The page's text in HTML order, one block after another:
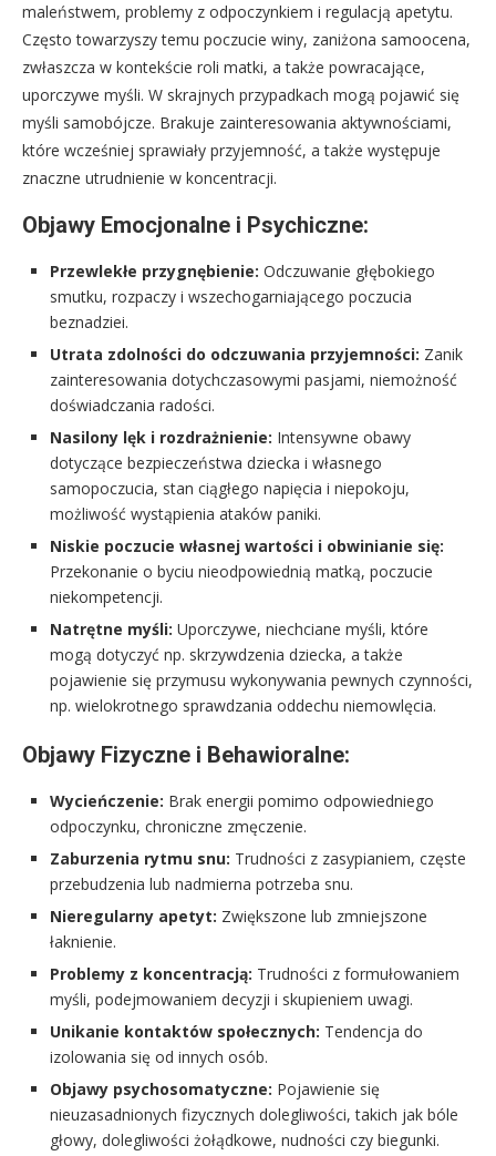
maleństwem, problemy z odpoczynkiem i regulacją apetytu.
Często towarzyszy temu poczucie winy, zaniżona samoocena,
zwłaszcza w kontekście roli matki, a także powracające,
uporczywe myśli. W skrajnych przypadkach mogą pojawić się
myśli samobójcze. Brakuje zainteresowania aktywnościami,
które wcześniej sprawiały przyjemność, a także występuje
znaczne utrudnienie w koncentracji.
Objawy Emocjonalne i Psychiczne:
Przewlekłe przygnębienie: Odczuwanie głębokiego
smutku, rozpaczy i wszechogarniającego poczucia
beznadziei.
Utrata zdolności do odczuwania przyjemności: Zanik
zainteresowania dotychczasowymi pasjami, niemożność
doświadczania radości.
Nasilony lęk i rozdrażnienie: Intensywne obawy
dotyczące bezpieczeństwa dziecka i własnego
samopoczucia, stan ciągłego napięcia i niepokoju,
możliwość wystąpienia ataków paniki.
Niskie poczucie własnej wartości i obwinianie się:
Przekonanie o byciu nieodpowiednią matką, poczucie
niekompetencji.
Natrętne myśli: Uporczywe, niechciane myśli, które
mogą dotyczyć np. skrzywdzenia dziecka, a także
pojawienie się przymusu wykonywania pewnych czynności,
np. wielokrotnego sprawdzania oddechu niemowlęcia.
Objawy Fizyczne i Behawioralne:
Wycieńczenie: Brak energii pomimo odpowiedniego
odpoczynku, chroniczne zmęczenie.
Zaburzenia rytmu snu: Trudności z zasypianiem, częste
przebudzenia lub nadmierna potrzeba snu.
Nieregularny apetyt: Zwiększone lub zmniejszone
łaknienie.
Problemy z koncentracją: Trudności z formułowaniem
myśli, podejmowaniem decyzji i skupieniem uwagi.
Unikanie kontaktów społecznych: Tendencja do
izolowania się od innych osób.
Objawy psychosomatyczne: Pojawienie się
nieuzasadnionych fizycznych dolegliwości, takich jak bóle
głowy, dolegliwości żołądkowe, nudności czy biegunki.